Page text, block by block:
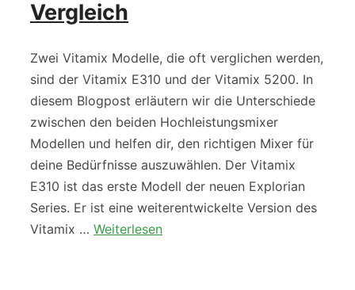
Vergleich
Zwei Vitamix Modelle, die oft verglichen werden,
sind der Vitamix E310 und der Vitamix 5200. In
diesem Blogpost erläutern wir die Unterschiede
zwischen den beiden Hochleistungsmixer
Modellen und helfen dir, den richtigen Mixer für
deine Bedürfnisse auszuwählen. Der Vitamix
E310 ist das erste Modell der neuen Explorian
Series. Er ist eine weiterentwickelte Version des
Vitamix … Weiterlesen